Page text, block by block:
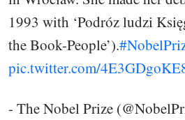
1993 with ‘Podróz ludzi
the Book-People’).
pic.twitter.com/
- The Nobel Prize